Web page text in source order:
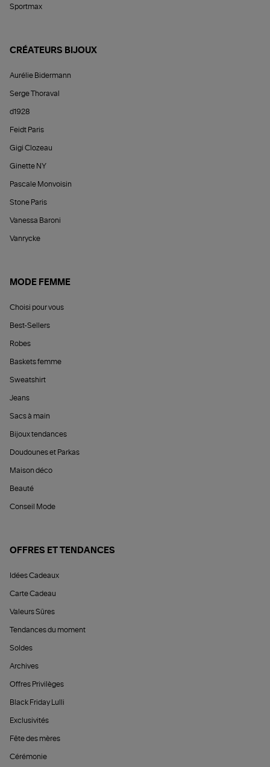
Sportmax
CRÉATEURS BIJOUX
Aurélie Bidermann
Serge Thoraval
d1928
Feidt Paris
Gigi Clozeau
Ginette NY
Pascale Monvoisin
Stone Paris
Vanessa Baroni
Vanrycke
MODE FEMME
Choisi pour vous
Best-Sellers
Robes
Baskets femme
Sweatshirt
Jeans
Sacs à main
Bijoux tendances
Doudounes et Parkas
Maison déco
Beauté
Conseil Mode
OFFRES ET TENDANCES
Idées Cadeaux
Carte Cadeau
Valeurs Sûres
Tendances du moment
Soldes
Archives
Offres Privilèges
Black Friday Lulli
Exclusivités
Fête des mères
Cérémonie